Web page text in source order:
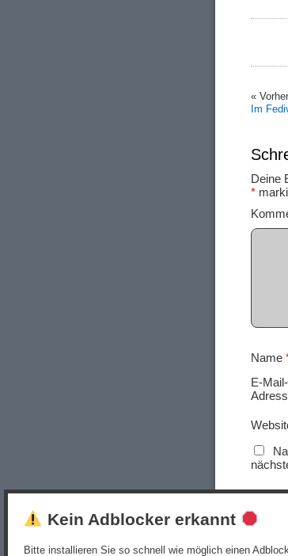
«
Im
Deine
*
Name
E-Mail-
Kein Adblocker erkannt
Bitte installieren Sie so schnell wie möglich einen